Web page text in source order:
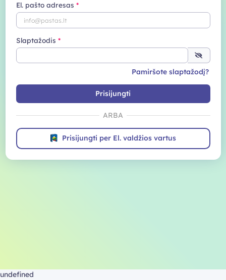
El. pašto adresas
Slaptažodis
Pamiršote slaptažodį?
Prisijungti
ARBA
Prisijungti per El. valdžios vartus
undefined